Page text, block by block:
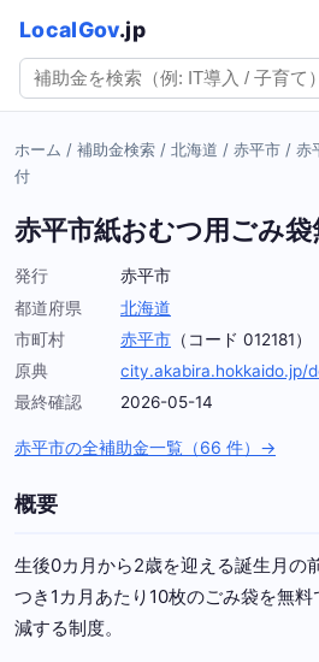
LocalGov.jp
ホーム / 補助金検索 / 北海道 / 赤平市 / 赤
付
赤平市紙おむつ用ごみ袋
発行
赤平市
都道府県
北海道
市町村
赤平市 （コード 012181）
原典
city.akabira.hokkaido.jp/
最終確認
2026-05-14
赤平市の全補助金一覧（66 件）→
概要
生後0カ月から2歳を迎える誕生月の
つき1カ月あたり10枚のごみ袋を無
減する制度。